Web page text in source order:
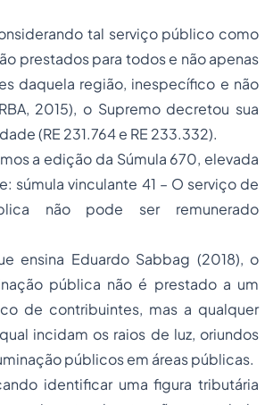
tal serviço público como
prestados para todos e não apenas
daquela região, inespecífico e não
2015), o Supremo decretou sua
(RE 231.764 e RE 233.332).
a edição da Súmula 670, elevada
súmula vinculante 41 – O serviço de
não pode ser remunerado
ensina Eduardo Sabbag (2018), o
pública não é prestado a um
de contribuintes, mas a qualquer
incidam os raios de luz, oriundos
públicos em áreas públicas.
identificar uma figura tributária